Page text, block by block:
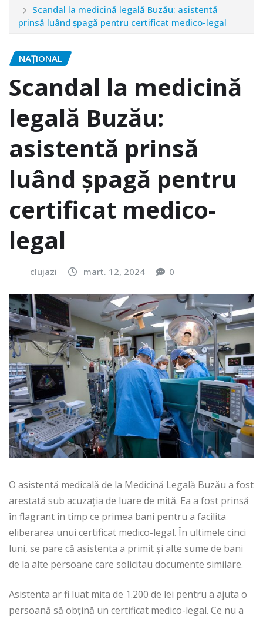
Scandal la medicină legală Buzău: asistentă
prinsă luând șpagă pentru certificat medico-legal
NAŢIONAL
Scandal la medicină
legală Buzău:
asistentă prinsă
luând șpagă pentru
certificat medico-
legal
clujazi mart. 12, 2024 0
O asistentă medicală de la Medicină Legală Buzău a fost
arestată sub acuzația de luare de mită. Ea a fost prinsă
în flagrant în timp ce primea bani pentru a facilita
eliberarea unui certificat medico-legal. În ultimele cinci
luni, se pare că asistenta a primit și alte sume de bani
de la alte persoane care solicitau documente similare.
Asistenta ar fi luat mita de 1.200 de lei pentru a ajuta o
persoană să obţină un certificat medico-legal. Ce nu a